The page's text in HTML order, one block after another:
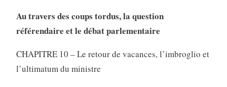
Au travers des coups tordus, la question
référendaire et le débat parlementaire
CHAPITRE 10 – Le retour de vacances, l’imbroglio et
l’ultimatum du ministre